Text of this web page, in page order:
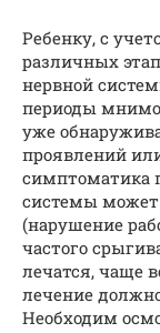
Ребенку, с
различных
нервной
периоды
уже
проявлений
симптоматика
системы
(нарушение
частого
лечатся, чаще
лечение
Необходим